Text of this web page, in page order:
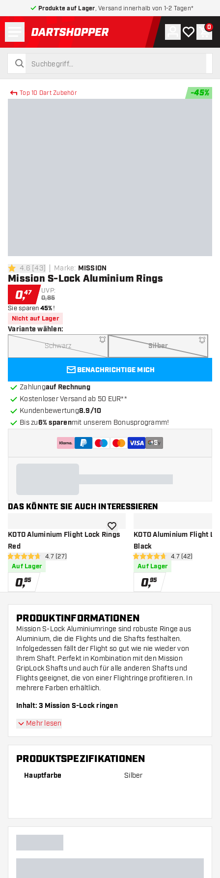
Produkte auf Lager , Versand innerhalb von 1-2 Tagen*
zurück zur Startseite
suchen
suchen
Konto
Meine 0
Top 10 Dart Zubehör -45%
4.6 Bewertungssterne
4.6 [43] Marke: MISSION
Mission S-Lock Aluminium Rings
0,47 UVP:
0,85
Sie sparen45%!
Nicht auf Lager
Variante wählen:
Schwarz Silber
BENACHRICHTIGE MICH
Zahlungauf Rechnung
Kostenloser Versand ab 50 EUR**
Kundenbewertung8.9/10
Bis zu6% sparenmit unserem Bonusprogramm!
+5
DAS KÖNNTE SIE AUCH INTERESSIEREN
KOTO Aluminium Flight Lock Rings
Red
Bewertungsbereich öffnen
4.7 Bewertungssterne
4.7 (27)
Auf Lager
0,95
Zur Wunschliste hinzufügen
KOTO Aluminium Flight
Black
4.7 Bewertungssterne
4.7 (42)
Auf Lager
0,95
PRODUKTINFORMATIONEN
Mission S-Lock Aluminiumringe sind robuste Ringe aus
Aluminium, die die Flights und die Shafts festhalten.
Infolgedessen fällt der Flight so gut wie nie wieder von
Ihrem Shaft. Perfekt in Kombination mit den Mission
GripLock Shafts und auch für alle anderen Shafts und
Flights geeignet, die von einer Flightringe profitieren. In
mehrere Farben erhältlich.
Inhalt: 3 Mission S-Lock ringen
Mehr lesen
PRODUKTSPEZIFIKATIONEN
Hauptfarbe Silber